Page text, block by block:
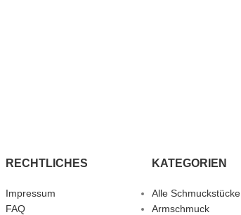
RECHTLICHES
Impressum
FAQ
KATEGORIEN
Alle Schmuckstücke
Armschmuck